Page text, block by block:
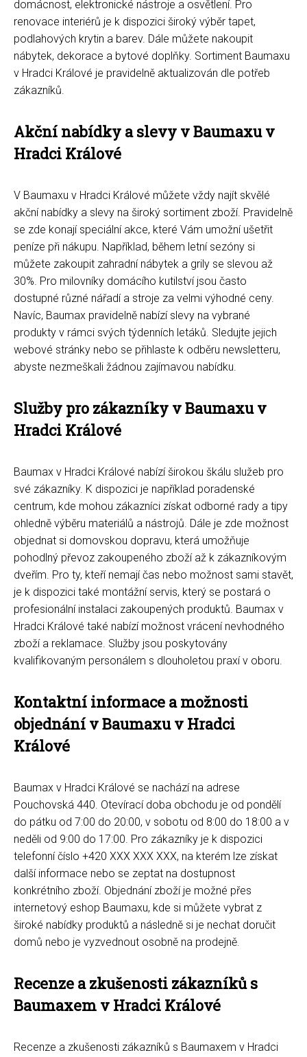
domácnost, elektronické nástroje a osvětlení. Pro
renovace interiérů je k dispozici široký výběr tapet,
podlahových krytin a barev. Dále můžete nakoupit
nábytek, dekorace a bytové doplňky. Sortiment Baumaxu
v Hradci Králové je pravidelně aktualizován dle potřeb
zákazníků.
Akční nabídky a slevy v Baumaxu v
Hradci Králové
V Baumaxu v Hradci Králové můžete vždy najít skvělé
akční nabídky a slevy na široký sortiment zboží. Pravidelně
se zde konají speciální akce, které Vám umožní ušetřit
peníze při nákupu. Například, během letní sezóny si
můžete zakoupit zahradní nábytek a grily se slevou až
30%. Pro milovníky domácího kutilství jsou často
dostupné různé nářadí a stroje za velmi výhodné ceny.
Navíc, Baumax pravidelně nabízí slevy na vybrané
produkty v rámci svých týdenních letáků. Sledujte jejich
webové stránky nebo se přihlaste k odběru newsletteru,
abyste nezmeškali žádnou zajímavou nabídku.
Služby pro zákazníky v Baumaxu v
Hradci Králové
Baumax v Hradci Králové nabízí širokou škálu služeb pro
své zákazníky. K dispozici je například poradenské
centrum, kde mohou zákazníci získat odborné rady a tipy
ohledně výběru materiálů a nástrojů. Dále je zde možnost
objednat si domovskou dopravu, která umožňuje
pohodlný převoz zakoupeného zboží až k zákazníkovým
dveřím. Pro ty, kteří nemají čas nebo možnost sami stavět,
je k dispozici také montážní servis, který se postará o
profesionální instalaci zakoupených produktů. Baumax v
Hradci Králové také nabízí možnost vrácení nevhodného
zboží a reklamace. Služby jsou poskytovány
kvalifikovaným personálem s dlouholetou praxí v oboru.
Kontaktní informace a možnosti
objednání v Baumaxu v Hradci
Králové
Baumax v Hradci Králové se nachází na adrese
Pouchovská 440. Otevírací doba obchodu je od pondělí
do pátku od 7:00 do 20:00, v sobotu od 8:00 do 18:00 a v
neděli od 9:00 do 17:00. Pro zákazníky je k dispozici
telefonní číslo +420 XXX XXX XXX, na kterém lze získat
další informace nebo se zeptat na dostupnost
konkrétního zboží. Objednání zboží je možné přes
internetový eshop Baumaxu, kde si můžete vybrat z
široké nabídky produktů a následně si je nechat doručit
domů nebo je vyzvednout osobně na prodejně.
Recenze a zkušenosti zákazníků s
Baumaxem v Hradci Králové
Recenze a zkušenosti zákazníků s Baumaxem v Hradci